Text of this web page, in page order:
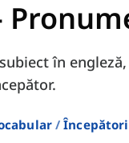
în